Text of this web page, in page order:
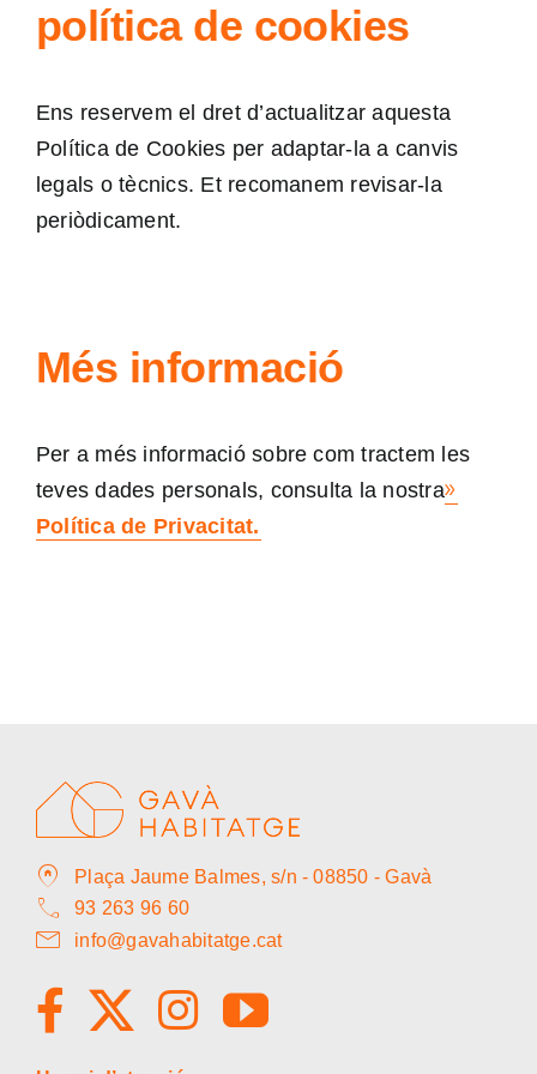
política de cookies
Ens reservem el dret d’actualitzar aquesta
Política de Cookies per adaptar-la a canvis
legals o tècnics. Et recomanem revisar-la
periòdicament.
Més informació
Per a més informació sobre com tractem les
teves dades personals, consulta la nostra
Política de Privacitat.
home_pin Plaça Jaume Balmes, s/n - 08850 - Gavà
call 93 263 96 60
mail info@gavahabitatge.cat